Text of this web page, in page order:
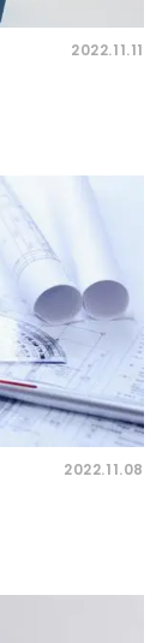
2022.11.11
2022.11.08